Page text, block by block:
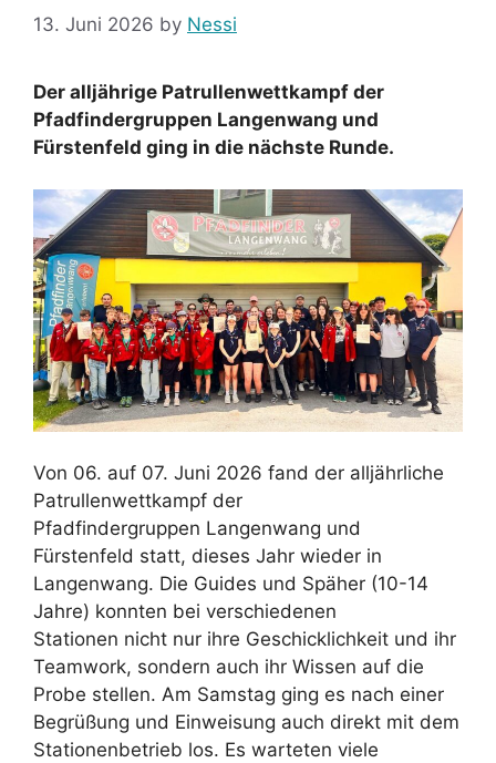
13. Juni 2026 by Nessi
Der alljährige Patrullenwettkampf der
Pfadfindergruppen Langenwang und
Fürstenfeld ging in die nächste Runde.
Von 06. auf 07. Juni 2026 fand der alljährliche
Patrullenwettkampf der
Pfadfindergruppen Langenwang und
Fürstenfeld statt, dieses Jahr wieder in
Langenwang. Die Guides und Späher (10-14
Jahre) konnten bei verschiedenen
Stationen nicht nur ihre Geschicklichkeit und ihr
Teamwork, sondern auch ihr Wissen auf die
Probe stellen. Am Samstag ging es nach einer
Begrüßung und Einweisung auch direkt mit dem
Stationenbetrieb los. Es warteten viele